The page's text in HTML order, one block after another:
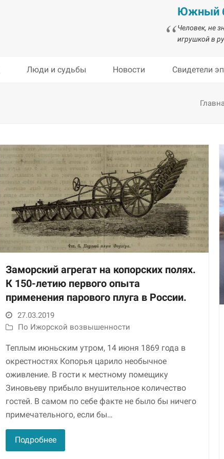
Южный
Человек, не
игрушкой в
Люди и судьбы Новости Свидетели
Заморский агрегат на копорских полях.
К 150-летию первого опыта
применения парового плуга в России.
27.03.2019
По Ижорской возвышенности
Теплым июньским утром, 14 июня 1869 года в
окрестностях Копорья царило необычное
оживление. В гости к местному помещику
Зиновьеву прибыло внушительное количество
гостей. В самом по себе факте не было бы ничего
примечательного, если бы…
Подробнее
Необходимые
Использование
этих файлов cookie
обязательно. Они
необходимы для
функционирования
веб-сайта.